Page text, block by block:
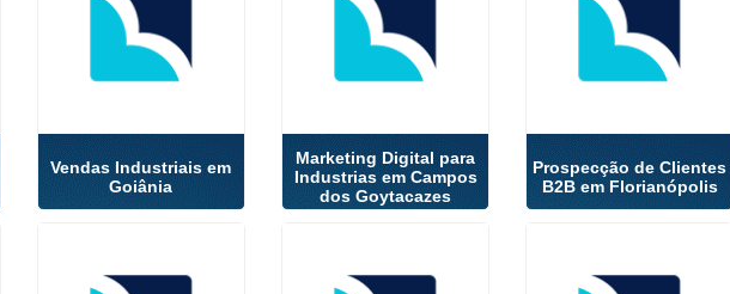
Vendas Industriais em
Goiânia
Marketing Digital para
Industrias em Campos
dos Goytacazes
Prospecção de Clientes
B2B em Florianópolis